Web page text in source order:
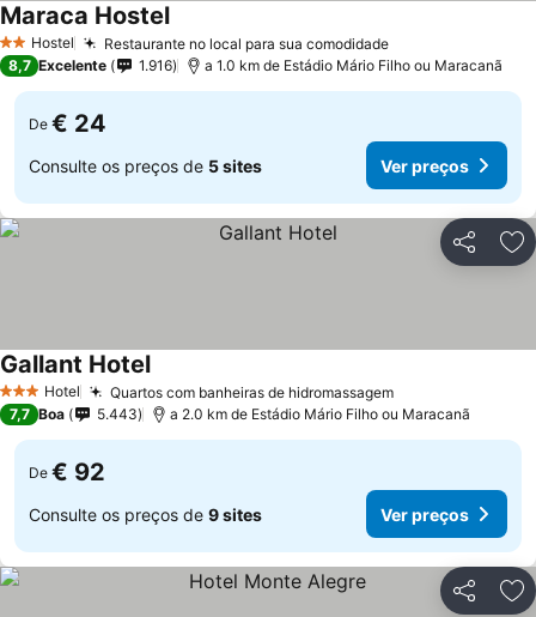
2 Estrelas
Hostel Restaurante no local para sua comodidade
Maraca Hostel
8,7 Excelente 1.916 a 1.0 km de Estádio Mário Filho ou Maracanã
De € 24
Consulte os preços de 5 sites Ver preços
Partilhar
3 EstrelasHotel Quartos com banheiras de hidromassagem
Gallant Hotel
7,7 Boa 5.443 a 2.0 km de Estádio Mário Filho ou Maracanã
De € 92
Consulte os preços de 9 sites Ver preços
Partilhar